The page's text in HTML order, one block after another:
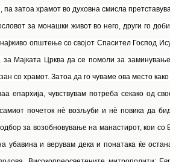
затоа храмот во духовна смисла
за монашки живот во него, други го
општење со својот Спасител Господ
Мајката Црква да се помоли за
со храмот. Затоа да го чуваме ова место
епархија, чувствувам потреба секако од
почеток нѐ возљуби и нѐ повика да
за возобновување на манастирот, кои со
и верувам дека и понатака ќе